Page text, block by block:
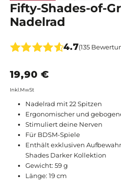
Fifty-Shades-of-
Nadelrad
4.7(135
19,90 €
Inkl.MwSt
Nadelrad mit 22 Spitzen
Ergonomischer und
Stimuliert deine Nerven
Für BDSM-Spiele
Enthält exklusiven
Shades Darker Kollektion
Gewicht: 59 g
Länge: 19 cm